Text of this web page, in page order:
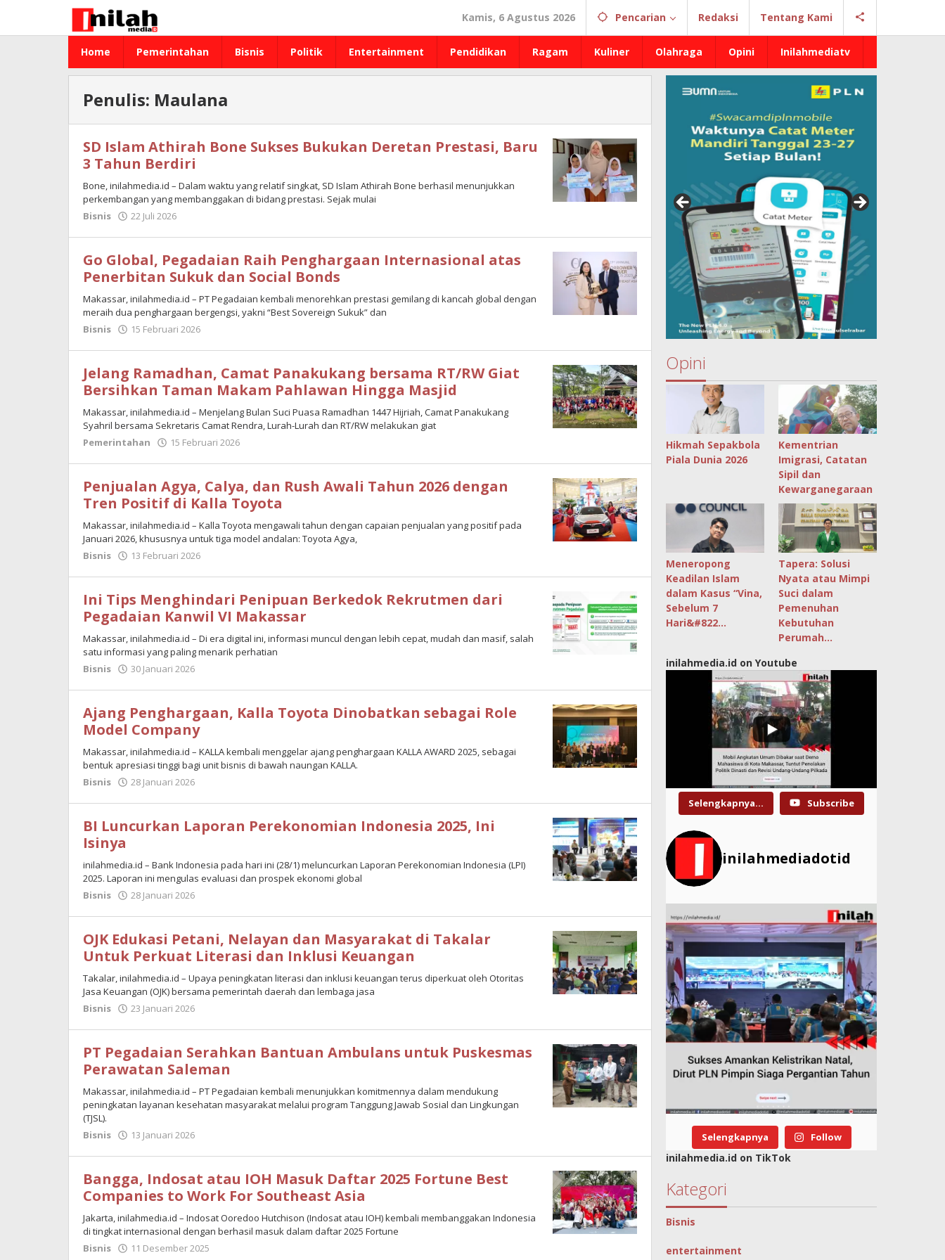
konten
Kamis, 6 Agustus 2026 Pencarian Redaksi Tentang Kami
Home Pemerintahan Bisnis Politik Entertainment Pendidikan Ragam Kuliner Olahraga Opini Inilahmediatv
Penulis: Maulana
SD Islam Athirah Bone Sukses Bukukan Deretan Prestasi, Baru
3 Tahun Berdiri
Bone, inilahmedia.id – Dalam waktu yang relatif singkat, SD Islam Athirah Bone berhasil menunjukkan
perkembangan yang membanggakan di bidang prestasi. Sejak mulai
Bisnis
22 Juli 2026
Go Global, Pegadaian Raih Penghargaan Internasional atas
Penerbitan Sukuk dan Social Bonds
Makassar, inilahmedia.id – PT Pegadaian kembali menorehkan prestasi gemilang di kancah global dengan
meraih dua penghargaan bergengsi, yakni “Best Sovereign Sukuk” dan
Bisnis
15 Februari 2026
Jelang Ramadhan, Camat Panakukang bersama RT/RW Giat
Bersihkan Taman Makam Pahlawan Hingga Masjid
Makassar, inilahmedia.id – Menjelang Bulan Suci Puasa Ramadhan 1447 Hijriah, Camat Panakukang
Syahril bersama Sekretaris Camat Rendra, Lurah-Lurah dan RT/RW melakukan giat
Pemerintahan
15 Februari 2026
Penjualan Agya, Calya, dan Rush Awali Tahun 2026 dengan
Tren Positif di Kalla Toyota
Makassar, inilahmedia.id – Kalla Toyota mengawali tahun dengan capaian penjualan yang positif pada
Januari 2026, khususnya untuk tiga model andalan: Toyota Agya,
Bisnis
13 Februari 2026
Ini Tips Menghindari Penipuan Berkedok Rekrutmen dari
Pegadaian Kanwil VI Makassar
Makassar, inilahmedia.id – Di era digital ini, informasi muncul dengan lebih cepat, mudah dan masif, salah
satu informasi yang paling menarik perhatian
Bisnis
30 Januari 2026
Ajang Penghargaan, Kalla Toyota Dinobatkan sebagai Role
Model Company
Makassar, inilahmedia.id – KALLA kembali menggelar ajang penghargaan KALLA AWARD 2025, sebagai
bentuk apresiasi tinggi bagi unit bisnis di bawah naungan KALLA.
Bisnis
28 Januari 2026
BI Luncurkan Laporan Perekonomian Indonesia 2025, Ini
Isinya
inilahmedia.id – Bank Indonesia pada hari ini (28/1) meluncurkan Laporan Perekonomian Indonesia (LPI)
2025. Laporan ini mengulas evaluasi dan prospek ekonomi global
Bisnis
28 Januari 2026
OJK Edukasi Petani, Nelayan dan Masyarakat di Takalar
Untuk Perkuat Literasi dan Inklusi Keuangan
Takalar, inilahmedia.id – Upaya peningkatan literasi dan inklusi keuangan terus diperkuat oleh Otoritas
Jasa Keuangan (OJK) bersama pemerintah daerah dan lembaga jasa
Bisnis
23 Januari 2026
PT Pegadaian Serahkan Bantuan Ambulans untuk Puskesmas
Perawatan Saleman
Makassar, inilahmedia.id – PT Pegadaian kembali menunjukkan komitmennya dalam mendukung
peningkatan layanan kesehatan masyarakat melalui program Tanggung Jawab Sosial dan Lingkungan
(TJSL).
Bisnis
13 Januari 2026
Bangga, Indosat atau IOH Masuk Daftar 2025 Fortune Best
Companies to Work For Southeast Asia
Jakarta, inilahmedia.id – Indosat Ooredoo Hutchison (Indosat atau IOH) kembali membanggakan Indonesia
di tingkat internasional dengan berhasil masuk dalam daftar 2025 Fortune
Bisnis
11 Desember 2025
Opini
Hikmah Sepakbola
Piala Dunia 2026
Kementrian
Imigrasi, Catatan
Sipil dan
Kewarganegaraan
Meneropong
Keadilan Islam
dalam Kasus “Vina,
Sebelum 7
Hari&#822…
Tapera: Solusi
Nyata atau Mimpi
Suci dalam
Pemenuhan
Kebutuhan
Perumah…
inilahmedia.id on Youtube
Selengkapnya... Subscribe
inilahmediadotid
Selengkapnya Follow
inilahmedia.id on TikTok
Kategori
Bisnis
entertainment